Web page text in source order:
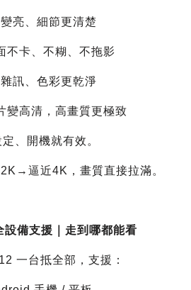
亮、細節更清楚
不卡、不糊、不拖影
訊、色彩更乾淨
變高清，高畫質更極致
、開機就有效。
逼近4K，畫質直接拉滿。
設備支援｜走到哪都能看
一台抵全部，支援：